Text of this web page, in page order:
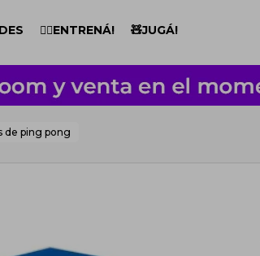
🏋️‍♂️ENTRENÁ! 🧸JUGÁ!
de ping pong